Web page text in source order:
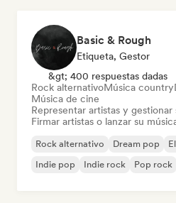
Basic & Rough
Etiqueta, Gestor
&gt; 400 respuestas dadas
Rock alternativoMúsica country
Música de cine
Representar artistas y gestionar
Firmar artistas o lanzar su
Rock alternativo Dream pop
Indie pop
Indie rock Pop rock